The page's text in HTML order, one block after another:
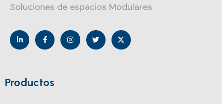
Soluciones de espacios Modulares
Productos